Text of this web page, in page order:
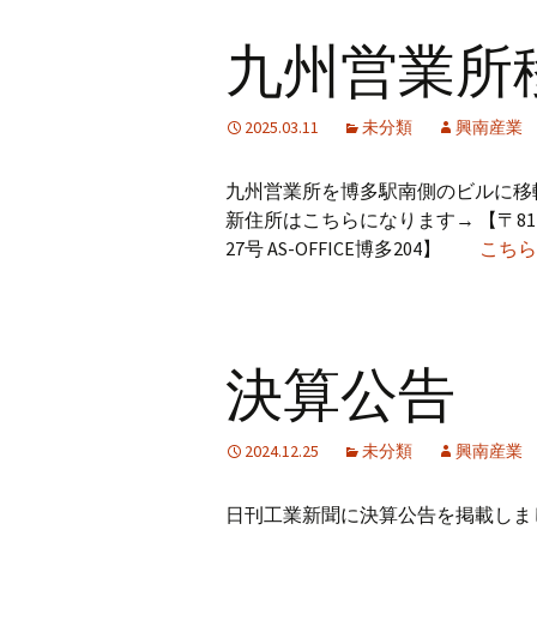
九州営業
2025.03.11 未分類 興南産業
九州営業所を博多駅南側のビルに
新住所はこちらになります→ 【〒
27号 AS-OFFICE博多204】 こちら
決算公告
2024.12.25 未分類 興南産業
日刊工業新聞に決算公告を掲載し